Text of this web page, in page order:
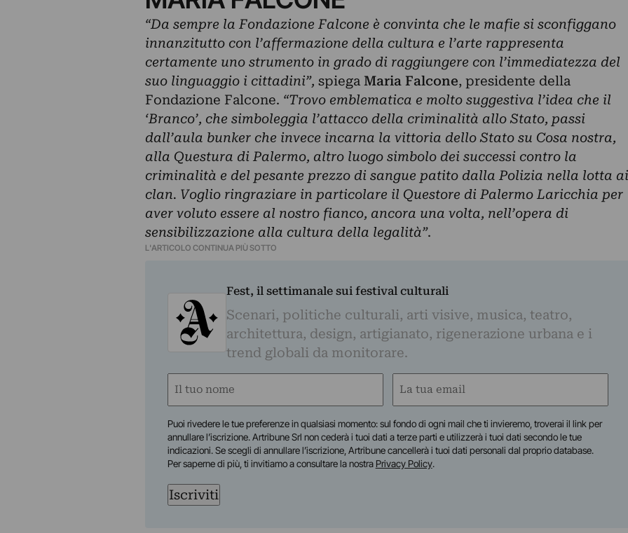
“Da sempre la Fondazione Falcone è convinta che le mafie si sconfiggano
innanzitutto con l’affermazione della cultura e l’arte rappresenta
certamente uno strumento in grado di raggiungere con l’immediatezza del
suo linguaggio i cittadini”, spiega Maria Falcone, presidente della
Fondazione Falcone. “Trovo emblematica e molto suggestiva l’idea che il
‘Branco’, che simboleggia l’attacco della criminalità allo Stato, passi
dall’aula bunker che invece incarna la vittoria dello Stato su Cosa nostra,
alla Questura di Palermo, altro luogo simbolo dei successi contro la
criminalità e del pesante prezzo di sangue patito dalla Polizia nella lotta ai
clan. Voglio ringraziare in particolare il Questore di Palermo Laricchia per
aver voluto essere al nostro fianco, ancora una volta, nell’opera di
sensibilizzazione alla cultura della legalità”.
L'ARTICOLO CONTINUA PIÙ SOTTO
Fest, il settimanale sui festival culturali
Scenari, politiche culturali, arti visive, musica, teatro,
architettura, design, artigianato, rigenerazione urbana e i
trend globali da monitorare.
Nome
Email
Puoi rivedere le tue preferenze in qualsiasi momento: sul fondo di ogni mail che ti invieremo, troverai il link per
annullare l’iscrizione. Artribune Srl non cederà i tuoi dati a terze parti e utilizzerà i tuoi dati secondo le tue
indicazioni. Se scegli di annullare l’iscrizione, Artribune cancellerà i tuoi dati personali dal proprio database.
Per saperne di più, ti invitiamo a consultare la nostra Privacy Policy.
Iscriviti